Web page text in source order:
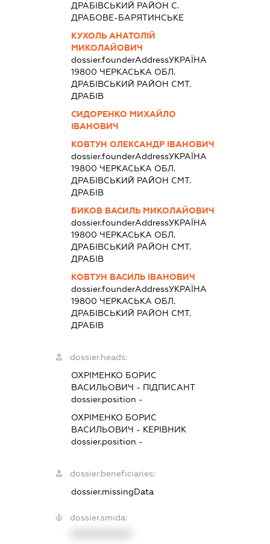
ДРАБIВСЬКИЙ РАЙОН С.
ДРАБОВЕ-БАРЯТИНСЬКЕ
КУХОЛЬ АНАТОЛІЙ
МИКОЛАЙОВИЧ
dossier.founderAddressУКРАЇНА
19800 ЧЕРКАСЬКА ОБЛ.
ДРАБIВСЬКИЙ РАЙОН СМТ.
ДРАБІВ
СИДОРЕНКО МИХАЙЛО
ІВАНОВИЧ
КОВТУН ОЛЕКСАНДР ІВАНОВИЧ
dossier.founderAddressУКРАЇНА
19800 ЧЕРКАСЬКА ОБЛ.
ДРАБIВСЬКИЙ РАЙОН СМТ.
ДРАБІВ
БИКОВ ВАСИЛЬ МИКОЛАЙОВИЧ
dossier.founderAddressУКРАЇНА
19800 ЧЕРКАСЬКА ОБЛ.
ДРАБIВСЬКИЙ РАЙОН СМТ.
ДРАБІВ
КОВТУН ВАСИЛЬ ІВАНОВИЧ
dossier.founderAddressУКРАЇНА
19800 ЧЕРКАСЬКА ОБЛ.
ДРАБIВСЬКИЙ РАЙОН СМТ.
ДРАБІВ
dossier.heads:
ОХРІМЕНКО БОРИС
ВАСИЛЬОВИЧ - ПІДПИСАНТ
dossier.position -
ОХРІМЕНКО БОРИС
ВАСИЛЬОВИЧ - КЕРІВНИК
dossier.position -
dossier.beneficiaries:
dossier.missingData
dossier.smida: